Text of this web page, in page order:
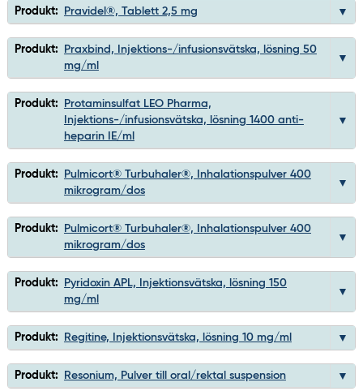
Produkt: Pravidel®, Tablett 2,5 mg
Produkt:
Praxbind, Injektions-/infusionsvätska, lösning 50
mg/ml
Produkt:
Protaminsulfat LEO Pharma,
Injektions-/infusionsvätska, lösning 1400 anti-
heparin IE/ml
Produkt:
Pulmicort® Turbuhaler®, Inhalationspulver 400
mikrogram/dos
Produkt:
Pulmicort® Turbuhaler®, Inhalationspulver 400
mikrogram/dos
Produkt:
Pyridoxin APL, Injektionsvätska, lösning 150
mg/ml
Produkt: Regitine, Injektionsvätska, lösning 10 mg/ml
Produkt: Resonium, Pulver till oral/rektal suspension